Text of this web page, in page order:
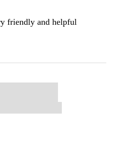
friendly and helpful